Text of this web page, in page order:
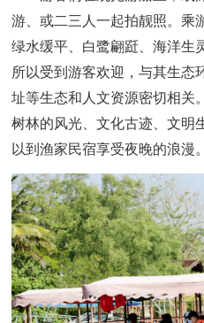
游、或二三人一起拍靓照。乘
绿水缓平、白鹭翩跹、海洋生
所以受到游客欢迎，与其生态
址等生态和人文资源密切相关
树林的风光、文化古迹、文明
以到渔家民宿享受夜晚的浪漫。